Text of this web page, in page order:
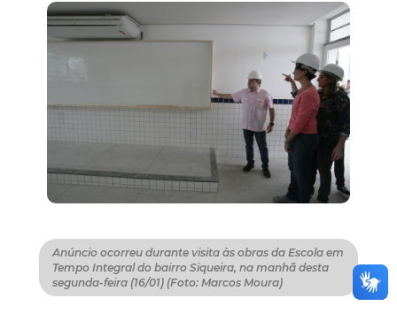
Anúncio ocorreu durante visita às obras da Escola em
Tempo Integral do bairro Siqueira, na manhã desta
segunda-feira (16/01) (Foto: Marcos Moura)